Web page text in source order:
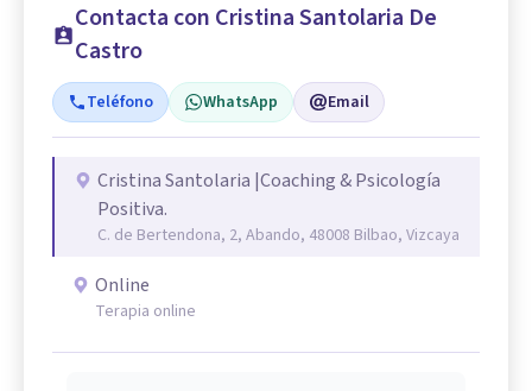
Contacta con Cristina Santolaria De
Castro
Teléfono WhatsApp Email
Cristina Santolaria |Coaching & Psicología
Positiva.
C. de Bertendona, 2, Abando, 48008 Bilbao, Vizcaya
Online
Terapia online